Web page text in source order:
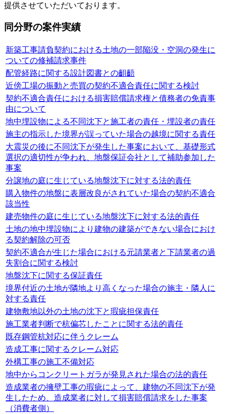
提供させていただいております。
同分野の案件実績
新築工事請負契約における土地の一部陥没・空洞の発生に
ついての修補請求事件
配管経路に関する設計図書との齟齬
近傍工場の振動と売買の契約不適合責任に関する検討
契約不適合責任における損害賠償請求権と債務者の免責事
由について
地中埋設物による不同沈下と施工者の責任・埋設者の責任
施主の指示した境界が誤っていた場合の越境に関する責任
大震災の後に不同沈下が発生した事案において、基礎形式
選択の適切性が争われ、地盤保証会社として補助参加した
事案
分譲地の庭に生じている地盤沈下に対する法的責任
購入物件の地盤に表層改良がされていた場合の契約不適合
該当性
建売物件の庭に生じている地盤沈下に対する法的責任
土地の地中埋設物により建物の建築ができない場合におけ
る契約解除の可否
契約不適合が生じた場合における元請業者と下請業者の過
失割合に関する検討
地盤沈下に関する保証責任
境界付近の土地が隣地より高くなった場合の施主・隣人に
対する責任
建物敷地以外の土地の沈下と瑕疵担保責任
施工業者判断で杭偏芯したことに関する法的責任
既存鋼管杭対応に伴うクレーム
造成工事に関するクレーム対応
外構工事の施工不備対応
地中からコンクリートガラが発見された場合の法的責任
造成業者の擁壁工事の瑕疵によって、建物の不同沈下が発
生したため、造成業者に対して損害賠償請求をした事案
（消費者側）